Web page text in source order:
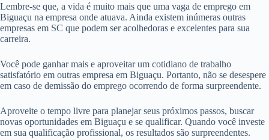
Lembre-se que, a vida é muito mais que uma vaga de emprego em
Biguaçu na empresa onde atuava. Ainda existem inúmeras outras
empresas em SC que podem ser acolhedoras e excelentes para sua
carreira.
Você pode ganhar mais e aproveitar um cotidiano de trabalho
satisfatório em outras empresa em Biguaçu. Portanto, não se desespere
em caso de demissão do emprego ocorrendo de forma surpreendente.
Aproveite o tempo livre para planejar seus próximos passos, buscar
novas oportunidades em Biguaçu e se qualificar. Quando você investe
em sua qualificação profissional, os resultados são surpreendentes.